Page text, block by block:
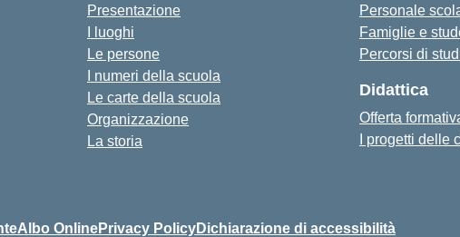
Presentazione
I luoghi
Le persone
I numeri della scuola
Le carte della scuola
Organizzazione
La storia
Personale
Famiglie e
Percorsi di
Didattica
Offerta
I progetti delle
Albo OnlinePrivacy PolicyDichiarazione di accessibilità